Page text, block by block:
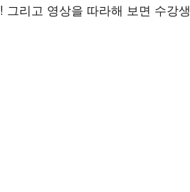
! 그리고 영상을 따라해 보면 수강생